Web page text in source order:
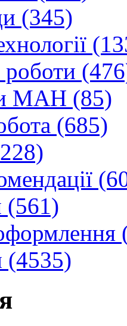
(345)
роботи
МАН (85)
(685)
(561)
(4535)